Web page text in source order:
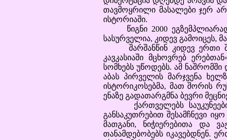
თავმოყრილი მასალები ჯერ
ისტორიაში.
წიგნი 2000 ეგზემპლიარად
სასურველია, კიდევ გამოიცეს,
შარშანწინ კიდევ ერთი
კავკასიაში მცხოვრებ
სომხებს უწოდებს. ამ
აბას პირველის მარჯვენა
ისტორიკოსებმა, მათ შორის
ენაზე გადათარგმნა ბევრი
ქართველებს
განსაკუთრებით შესამჩნევი
მათგანი, ნიჭიერებითა და
თანამდებობებს იკავებდნენ.